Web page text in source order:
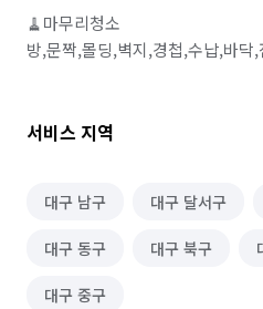
🧹마무리청소
방,문짝,몰딩,벽지,경첩,수납,바닥
서비스 지역
대구 남구 대구 달서구
대구 동구 대구 북구
대구 중구